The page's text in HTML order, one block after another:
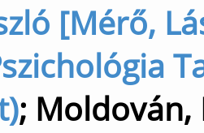
[Mérő,
;